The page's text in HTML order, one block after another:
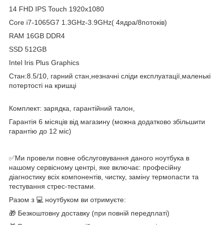
14 FHD IPS Touch 1920x1080
Core i7-1065G7 1.3GHz-3.9GHz( 4ядра/8потоків)
RAM 16GB DDR4
SSD 512GB
Intel Iris Plus Graphics
Стан:8.5/10, гарний стан,незначні сліди експлуатації,маленькі
потертості на кришці
Комплект: зарядка, гарантійний талон,
Гарантія 6 місяців від магазину (можна додатково збільшити
гарантію до 12 міс)
✅Ми провели повне обслуговування даного ноутбука в
нашому сервісному центрі, яке включає: професійну
діагностику всіх компонентів, чистку, заміну термопасти та
тестування стрес-тестами.
Разом з 💻 ноутбуком ви отримуєте:
🎁 Безкоштовну доставку (при повній передплаті)